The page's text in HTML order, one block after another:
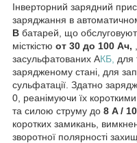
Інверторний зарядний
заряджання в
В батарей, що
місткістю от 30 до 100 Ач,
засульфатованих АКБ, для
зарядженому стані, для
сульфатації. Здатно
0, реанімуючи їх
та силою струму до 8 A /
коротких замикань,
зворотної полярності